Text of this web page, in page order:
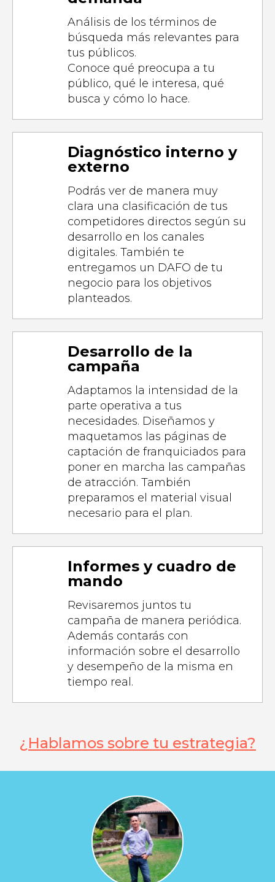
Análisis de los términos de
búsqueda más relevantes para
tus públicos.
Conoce qué preocupa a tu
público, qué le interesa, qué
busca y cómo lo hace.
Diagnóstico interno y
externo
Podrás ver de manera muy
clara una clasificación de tus
competidores directos según su
desarrollo en los canales
digitales. También te
entregamos un DAFO de tu
negocio para los objetivos
planteados.
Desarrollo de la
campaña
Adaptamos la intensidad de la
parte operativa a tus
necesidades. Diseñamos y
maquetamos las páginas de
captación de franquiciados para
poner en marcha las campañas
de atracción. También
preparamos el material visual
necesario para el plan.
Informes y cuadro de
mando
Revisaremos juntos tu
campaña de manera periódica.
Además contarás con
información sobre el desarrollo
y desempeño de la misma en
tiempo real.
¿Hablamos sobre tu estrategia?